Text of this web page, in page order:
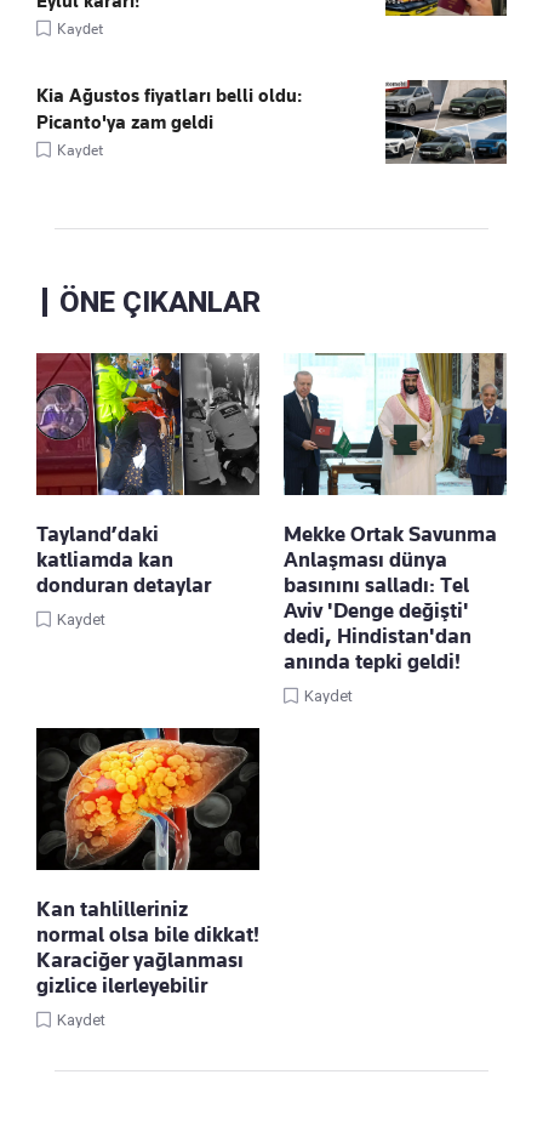
Kaydet
Kia Ağustos fiyatları belli oldu:
Picanto'ya zam geldi
Kaydet
ÖNE ÇIKANLAR
Tayland’daki
katliamda kan
donduran detaylar
Kaydet
Mekke Ortak Savunma
Anlaşması dünya
basınını salladı: Tel
Aviv 'Denge değişti'
dedi, Hindistan'dan
anında tepki geldi!
Kaydet
Kan tahlilleriniz
normal olsa bile dikkat!
Karaciğer yağlanması
gizlice ilerleyebilir
Kaydet